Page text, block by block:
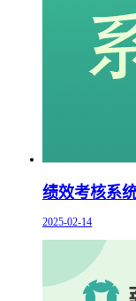
绩效考核系
2025-02-14